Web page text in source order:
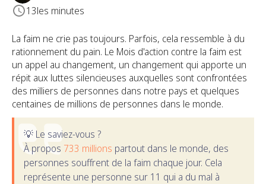
13les minutes
La faim ne crie pas toujours. Parfois, cela ressemble à du
rationnement du pain. Le Mois d'action contre la faim est
un appel au changement, un changement qui apporte un
répit aux luttes silencieuses auxquelles sont confrontées
des milliers de personnes dans notre pays et quelques
centaines de millions de personnes dans le monde.
💡 Le saviez-vous ?
À propos 733 millions partout dans le monde, des
personnes souffrent de la faim chaque jour. Cela
représente une personne sur 11 qui a du mal à